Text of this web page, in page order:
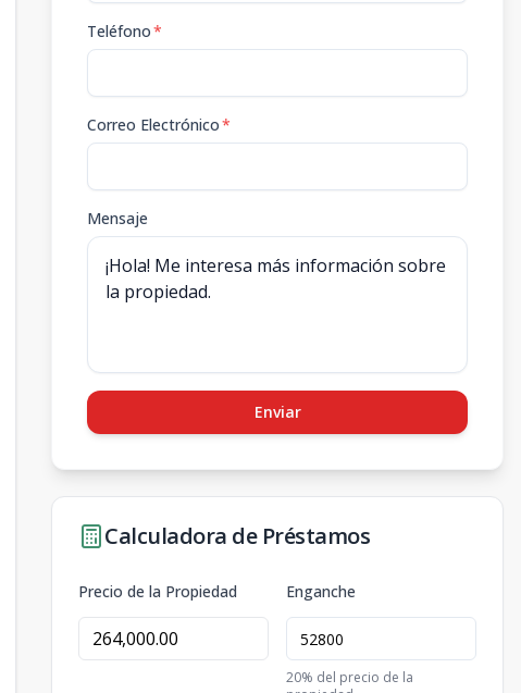
Teléfono*
Correo Electrónico*
Mensaje
Enviar
Calculadora de Préstamos
Precio de la Propiedad Enganche
20% del precio de la